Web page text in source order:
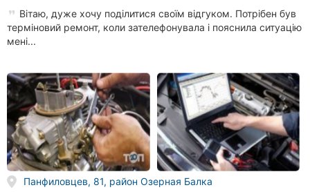
Запорожье
Днепр
Кривой
Рог
Николаев
Херсон
Вітаю, дуже хочу поділитися своїм відгуком. Потрібен був
терміновий ремонт, коли зателефонувала і пояснила ситуацію
мені...
Панфиловцев, 81, район Озерная Балка